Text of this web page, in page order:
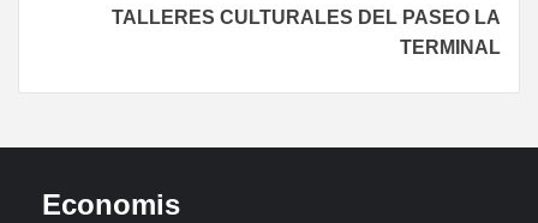
TALLERES CULTURALES DEL PASEO LA
TERMINAL
Economis